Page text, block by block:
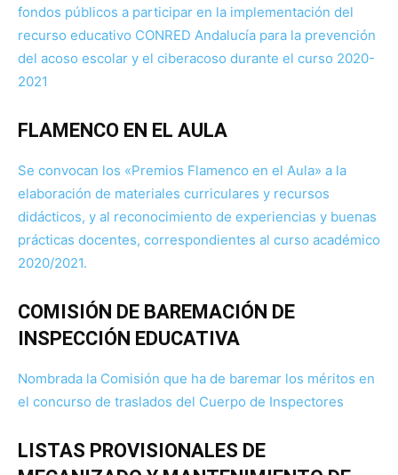
fondos públicos a participar en la implementación del
recurso educativo CONRED Andalucía para la prevención
del acoso escolar y el ciberacoso durante el curso 2020-
2021
FLAMENCO EN EL AULA
Se convocan los «Premios Flamenco en el Aula» a la
elaboración de materiales curriculares y recursos
didácticos, y al reconocimiento de experiencias y buenas
prácticas docentes, correspondientes al curso académico
2020/2021.
COMISIÓN DE BAREMACIÓN DE
INSPECCIÓN EDUCATIVA
Nombrada la Comisión que ha de baremar los méritos en
el concurso de traslados del Cuerpo de Inspectores
LISTAS PROVISIONALES DE